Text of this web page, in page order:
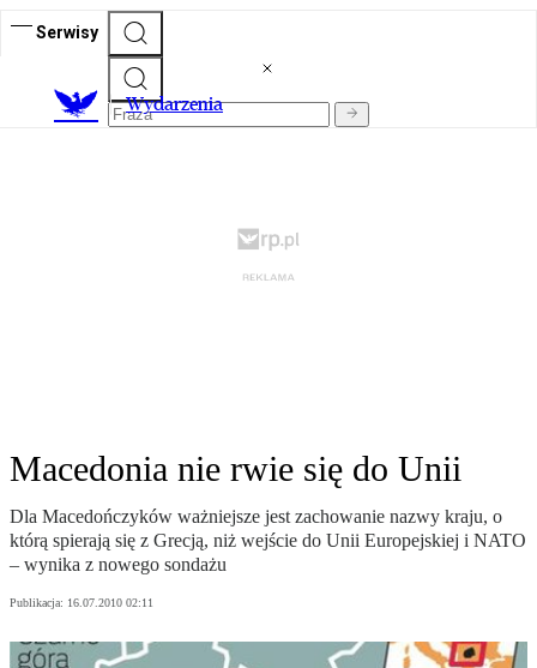
Serwisy
Wydarzenia
Macedonia nie rwie się do Unii
Dla Macedończyków ważniejsze jest zachowanie nazwy kraju, o
którą spierają się z Grecją, niż wejście do Unii Europejskiej i NATO
– wynika z nowego sondażu
Publikacja: 16.07.2010 02:11